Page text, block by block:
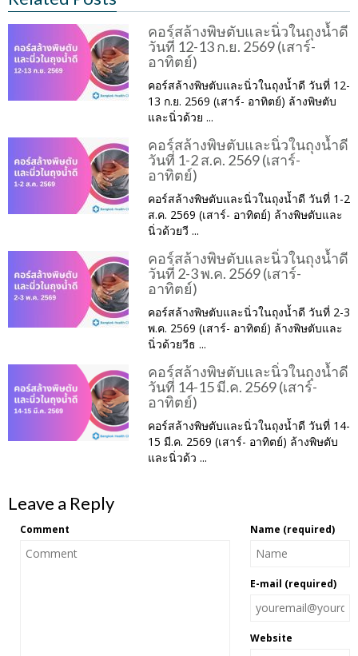
คอร์สล้างพิษตับและนิ่วในถุงน้ำดี
วันที่ 12-13 ก.ย. 2569 (เสาร์-
อาทิตย์)
คอร์สล้างพิษตับและนิ่วในถุงน้ำดี วันที่ 12-
13 ก.ย. 2569 (เสาร์- อาทิตย์) ล้างพิษตับ
และนิ่วด้วย ...
คอร์สล้างพิษตับและนิ่วในถุงน้ำดี
วันที่ 1-2 ส.ค. 2569 (เสาร์-
อาทิตย์)
คอร์สล้างพิษตับและนิ่วในถุงน้ำดี วันที่ 1-2
ส.ค. 2569 (เสาร์- อาทิตย์) ล้างพิษตับและ
นิ่วด้วยวี ...
คอร์สล้างพิษตับและนิ่วในถุงน้ำดี
วันที่ 2-3 พ.ค. 2569 (เสาร์-
อาทิตย์)
คอร์สล้างพิษตับและนิ่วในถุงน้ำดี วันที่ 2-3
พ.ค. 2569 (เสาร์- อาทิตย์) ล้างพิษตับและ
นิ่วด้วยวีธ ...
คอร์สล้างพิษตับและนิ่วในถุงน้ำดี
วันที่ 14-15 มี.ค. 2569 (เสาร์-
อาทิตย์)
คอร์สล้างพิษตับและนิ่วในถุงน้ำดี วันที่ 14-
15 มี.ค. 2569 (เสาร์- อาทิตย์) ล้างพิษตับ
และนิ่วด้ว ...
Leave a Reply
Comment Name (required)
E-mail (required)
Website